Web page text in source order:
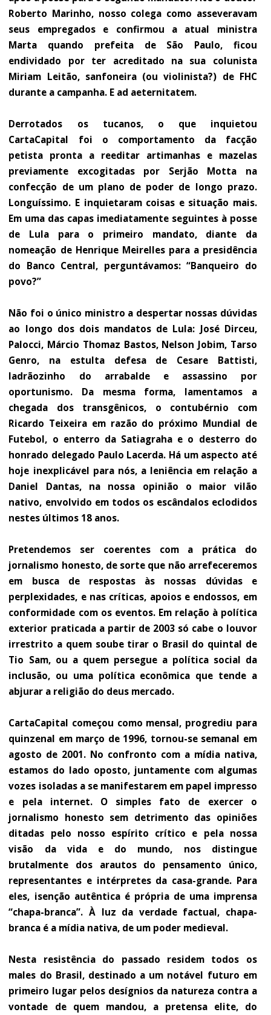
Roberto Marinho, nosso colega como asseveravam
seus empregados e confirmou a atual ministra
Marta quando prefeita de São Paulo, ficou
endividado por ter acreditado na sua colunista
Miriam Leitão, sanfoneira (ou violinista?) de FHC
durante a campanha. E ad aeternitatem.
Derrotados os tucanos, o que inquietou
CartaCapital foi o comportamento da facção
petista pronta a reeditar artimanhas e mazelas
previamente excogitadas por Serjão Motta na
confecção de um plano de poder de longo prazo.
Longuíssimo. E inquietaram coisas e situação mais.
Em uma das capas imediatamente seguintes à posse
de Lula para o primeiro mandato, diante da
nomeação de Henrique Meirelles para a presidência
do Banco Central, perguntávamos: “Banqueiro do
povo?”
Não foi o único ministro a despertar nossas dúvidas
ao longo dos dois mandatos de Lula: José Dirceu,
Palocci, Márcio Thomaz Bastos, Nelson Jobim, Tarso
Genro, na estulta defesa de Cesare Battisti,
ladrãozinho do arrabalde e assassino por
oportunismo. Da mesma forma, lamentamos a
chegada dos transgênicos, o contubérnio com
Ricardo Teixeira em razão do próximo Mundial de
Futebol, o enterro da Satiagraha e o desterro do
honrado delegado Paulo Lacerda. Há um aspecto até
hoje inexplicável para nós, a leniência em relação a
Daniel Dantas, na nossa opinião o maior vilão
nativo, envolvido em todos os escândalos eclodidos
nestes últimos 18 anos.
Pretendemos ser coerentes com a prática do
jornalismo honesto, de sorte que não arrefeceremos
em busca de respostas às nossas dúvidas e
perplexidades, e nas críticas, apoios e endossos, em
conformidade com os eventos. Em relação à política
exterior praticada a partir de 2003 só cabe o louvor
irrestrito a quem soube tirar o Brasil do quintal de
Tio Sam, ou a quem persegue a política social da
inclusão, ou uma política econômica que tende a
abjurar a religião do deus mercado.
CartaCapital começou como mensal, progrediu para
quinzenal em março de 1996, tornou-se semanal em
agosto de 2001. No confronto com a mídia nativa,
estamos do lado oposto, juntamente com algumas
vozes isoladas a se manifestarem em papel impresso
e pela internet. O simples fato de exercer o
jornalismo honesto sem detrimento das opiniões
ditadas pelo nosso espírito crítico e pela nossa
visão da vida e do mundo, nos distingue
brutalmente dos arautos do pensamento único,
representantes e intérpretes da casa-grande. Para
eles, isenção autêntica é própria de uma imprensa
“chapa-branca”. À luz da verdade factual, chapa-
branca é a mídia nativa, de um poder medieval.
Nesta resistência do passado residem todos os
males do Brasil, destinado a um notável futuro em
primeiro lugar pelos ­desígnios da natureza contra a
vontade de quem mandou, a pretensa elite, do